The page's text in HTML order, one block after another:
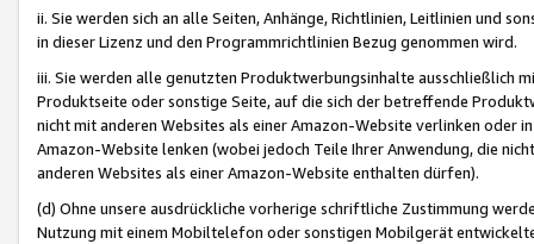
ii. Sie werden sich an alle Seiten, Anhänge, Richtlinien, Leitlinien und
in dieser Lizenz und den Programmrichtlinien Bezug genommen wird.
iii. Sie werden alle genutzten Produktwerbungsinhalte ausschließlich
Produktseite oder sonstige Seite, auf die sich der betreffende
nicht mit anderen Websites als einer Amazon-Website verlinken oder
Amazon-Website lenken (wobei jedoch Teile Ihrer Anwendung, die
anderen Websites als einer Amazon-Website enthalten dürfen).
(d) Ohne unsere ausdrückliche vorherige schriftliche Zustimmung
Nutzung mit einem Mobiltelefon oder sonstigen Mobilgerät